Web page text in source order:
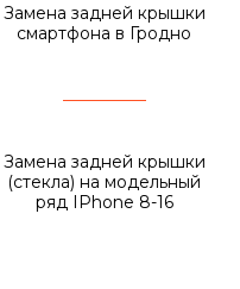
Замена задней крышки
смартфона в Гродно
Замена задней крышки
(стекла) на модельный
ряд IPhone 8-16